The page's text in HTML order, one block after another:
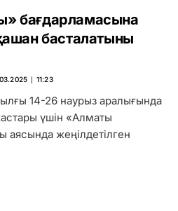
бағдарламасына
басталатыны
∣ 11:23
14-26 наурыз аралығында
үшін «Алматы
аясында жеңілдетілген